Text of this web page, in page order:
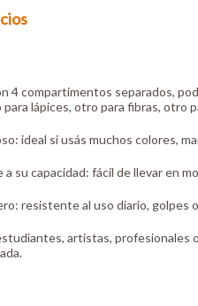
4 compartimentos separados,
lápices, otro para fibras, otro
ideal si usás muchos colores,
a su capacidad: fácil de llevar en
resistente al uso diario, golpes
artistas, profesionales